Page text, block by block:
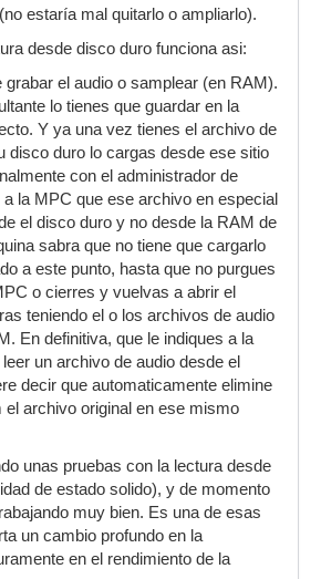
estaría mal quitarlo o ampliarlo).
desde disco duro funciona asi:
grabar el audio o samplear (en RAM).
lo tienes que guardar en la
Y ya una vez tienes el archivo de
disco duro lo cargas desde ese sitio
con el administrador de
la MPC que ese archivo en especial
el disco duro y no desde la RAM de
sabra que no tiene que cargarlo
a este punto, hasta que no purgues
o cierres y vuelvas a abrir el
teniendo el o los archivos de audio
En definitiva, que le indiques a la
un archivo de audio desde el
decir que automaticamente elimine
el archivo original en ese mismo
unas pruebas con la lectura desde
de estado solido), y de momento
muy bien. Es una de esas
un cambio profundo en la
en el rendimiento de la